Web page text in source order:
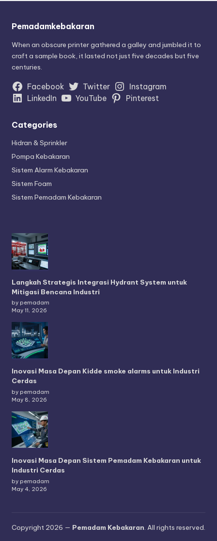
Pemadamkebakaran
When an obscure printer gathered a galley and jumbled it to
craft a sample book, it lasted not just five decades but five
centuries.
Facebook Twitter
Instagram
LinkedIn
YouTube Pinterest
Categories
Hidran & Sprinkler
Pompa Kebakaran
Sistem Alarm Kebakaran
Sistem Foam
Sistem Pemadam Kebakaran
Langkah Strategis Integrasi Hydrant System untuk
Mitigasi Bencana Industri
by pemadam
May 11, 2026
Inovasi Masa Depan Kidde smoke alarms untuk Industri
Cerdas
by pemadam
May 8, 2026
Inovasi Masa Depan Sistem Pemadam Kebakaran untuk
Industri Cerdas
by pemadam
May 4, 2026
Copyright 2026 — Pemadam Kebakaran. All rights reserved.